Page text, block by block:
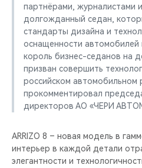
партнёрами, журналистами
долгожданный седан,
стандарты дизайна и
оснащенности автомобилей
король бизнес-седанов на
призван совершить
российском автомобильном
прокомментировал
директоров АО «ЧЕРИ
ARRIZO 8 – новая модель в
интерьер в каждой детали
элегантности и